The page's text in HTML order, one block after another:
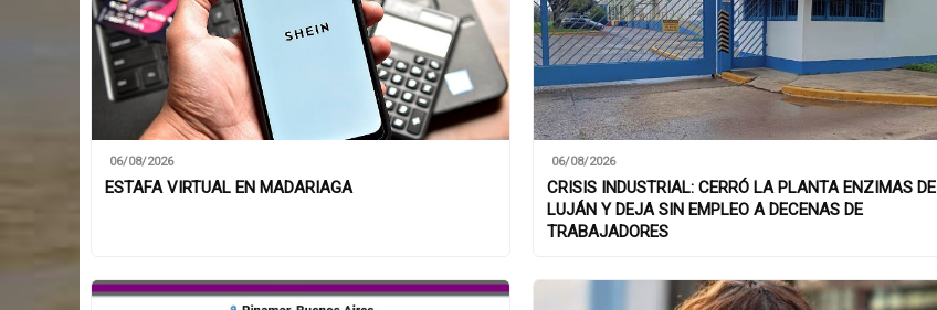
06/08/2026
ESTAFA VIRTUAL EN MADARIAGA
06/08/2026
CRISIS INDUSTRIAL: CERRÓ LA PLANTA ENZIMAS DE
LUJÁN Y DEJA SIN EMPLEO A DECENAS DE
TRABAJADORES